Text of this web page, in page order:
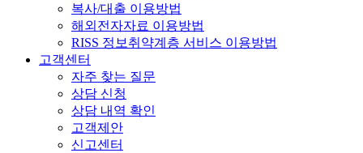
복사/대출 이용방법
해외전자자료 이용방법
RISS 정보취약계층 서비스 이용방법
고객센터
자주 찾는 질문
상담 신청
상담 내역 확인
고객제안
신고센터